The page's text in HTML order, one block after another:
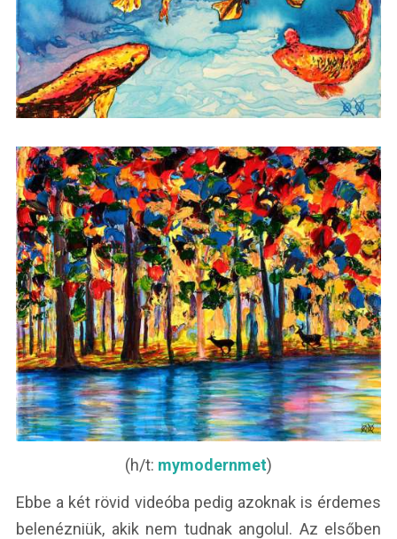
(h/t: mymodernmet)
Ebbe a két rövid videóba pedig azoknak is érdemes
belenézniük, akik nem tudnak angolul. Az elsőben